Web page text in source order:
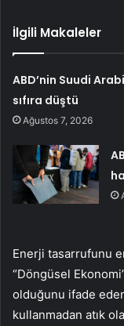
İlgili Makaleler
ABD’nin Suudi
sıfıra düştü
Ağustos 7, 2026
Enerji tasarrufunu
“Döngüsel
olduğunu ifade
kullanmadan atık